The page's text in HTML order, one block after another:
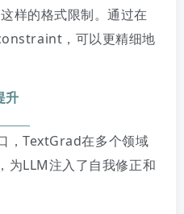
样的格式限制。通过在
，可以更精细地
升
，TextGrad在多个领域
为LLM注入了自我修正和